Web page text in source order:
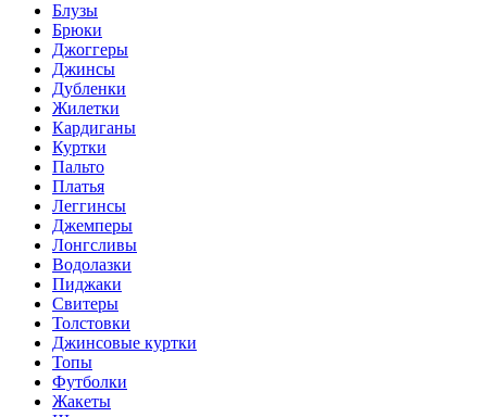
Блузы
Брюки
Джоггеры
Джинсы
Дубленки
Жилетки
Кардиганы
Куртки
Пальто
Платья
Леггинсы
Джемперы
Лонгсливы
Водолазки
Пиджаки
Свитеры
Толстовки
Джинсовые куртки
Топы
Футболки
Жакеты